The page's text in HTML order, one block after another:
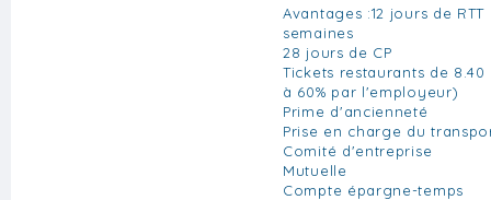
Avantages :12 jours de
semaines
28 jours de CP
Tickets restaurants de
à 60% par l'employeur)
Prime d'ancienneté
Prise en charge du
Comité d'entreprise
Mutuelle
Compte épargne-temps